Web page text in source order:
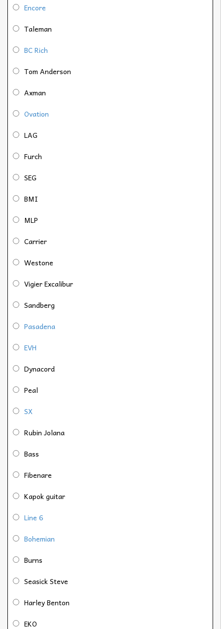
Encore
Taleman
BC Rich
Tom Anderson
Axman
Ovation
LAG
Furch
SEG
BMI
MLP
Carrier
Westone
Vigier Excalibur
Sandberg
Pasadena
EVH
Dynacord
Peal
SX
Rubin Jolana
Bass
Fibenare
Kapok guitar
Line 6
Bohemian
Burns
Seasick Steve
Harley Benton
EKO